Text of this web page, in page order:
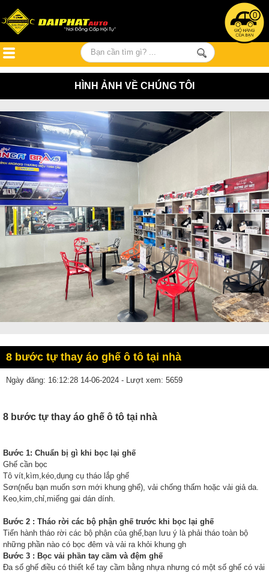
0
HÌNH ẢNH VỀ CHÚNG TÔI
8 bước tự thay áo ghế ô tô tại nhà
Ngày đăng: 16:12:28 14-06-2024 - Lượt xem: 5659
8 bước tự thay áo ghế ô tô tại nhà
Bước 1: Chuẩn bị gì khi bọc lại ghế
Ghế cần bọc
Tô vít,kìm,kéo,dụng cụ tháo lắp ghế
Sơn(nếu bạn muốn sơn mới khung ghế), vải chống thấm hoặc vải giả da.
Keo,kim,chỉ,miếng gai dán dính.
Bước 2 : Tháo rời các bộ phận ghế trước khi bọc lại ghế
Tiến hành tháo rời các bộ phận của ghế,bạn lưu ý là phải tháo toàn bộ
những phần nào có bọc đêm và vải ra khỏi khung gh
Bước 3 : Bọc vải phần tay cầm và đệm ghế
Đa số ghế điều có thiết kế tay cầm bằng nhựa nhưng có một số ghế có vải